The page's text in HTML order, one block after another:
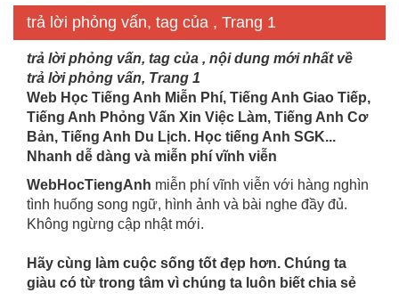
trả lời phỏng vấn, tag của , Trang 1
trả lời phỏng vấn, tag của , nội dung mới nhất về
trả lời phỏng vấn, Trang 1
Web Học Tiếng Anh Miễn Phí, Tiếng Anh Giao Tiếp,
Tiếng Anh Phỏng Vấn Xin Việc Làm, Tiếng Anh Cơ
Bản, Tiếng Anh Du Lịch. Học tiếng Anh SGK...
Nhanh dễ dàng và miễn phí vĩnh viễn
WebHocTiengAnh miễn phí vĩnh viễn với hàng nghìn
tình huống song ngữ, hình ảnh và bài nghe đầy đủ.
Không ngừng cập nhật mới.
Hãy cùng làm cuộc sống tốt đẹp hơn. Chúng ta
giàu có từ trong tâm vì chúng ta luôn biết chia sẻ